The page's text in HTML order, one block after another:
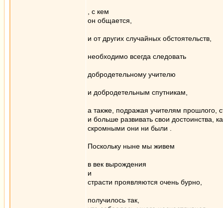
, с кем
он общается,
и от других случайных обстоятельств,
необходимо всегда следовать
добродетельному учителю
и добродетельным спутникам,
а также, подражая учителям прошлого,
и больше развивать свои достоинства,
скромными они ни были .
Поскольку ныне мы живем
в век вырождения
и
страсти проявляются очень бурно,
получилось так,